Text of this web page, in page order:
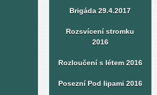
Brigáda 29.4.2017
Rozsvícení stromku
2016
Rozloučení s létem 2016
Posezní Pod lipami 2016